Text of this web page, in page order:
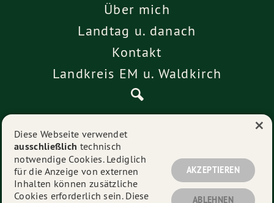
Über mich
Landtag u. danach
Kontakt
Landkreis EM u. Waldkirch
Impressum
Datenschutz
Diese Webseite verwendet
ausschließlich technisch
notwendige Cookies. Lediglich
für die Anzeige von externen
Inhalten können zusätzliche
Cookies erforderlich sein. Diese
AKZEPTIEREN
ABLEHNEN
×